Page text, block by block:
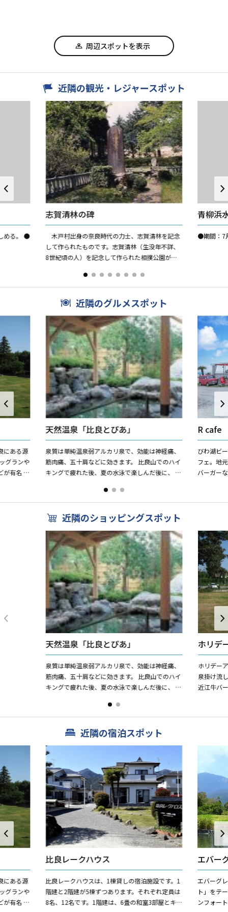
周辺スポットを表示
近隣の観光・レジャースポット
める。 ●
志賀清林の碑
木戸村出身の奈良時代の力士、志賀清林を記念
して作られたものです。志賀清林（生没年不詳、
8世紀頃の人）を記念して作られた相撲公園が、
園内には清林を讃える記...
青柳浜
●期間：7
近隣のグルメスポット
にある源
グランや
が有名 湖
天然温泉「比良とぴあ」
泉質は単純温泉弱アルカリ泉で、効能は神経痛、
筋肉痛、五十肩などに効きます。 比良山でのハイ
キングで疲れた後、夏の水泳で楽しんだ後に、 ス
ス。 日帰り温泉には珍...
R cafe
びわ湖ビ
フェ。地
バーガー
近隣のショッピングスポット
天然温泉「比良とぴあ」
泉質は単純温泉弱アルカリ泉で、効能は神経痛、
筋肉痛、五十肩などに効きます。 比良山でのハイ
キングで疲れた後、夏の水泳で楽しんだ後に、 ス
ス。 日帰り温泉には珍...
ホリデ
ホリデー
泉掛け流
近江牛バ
近隣の宿泊スポット
にある源
グランや
が有名 湖
比良レークハウス
比良レークハウスは、1棟貸しの宿泊施設です。1
階建と2階建が5棟ずつあります。それぞれ定員は
8名、12名です。1階建は、6畳の和室3部屋とキ
エバー
エバーグ
ト」をテ
ンフォー